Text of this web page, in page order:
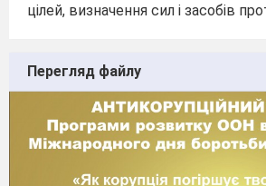
цілей, визначення сил і засобів
Перегляд файлу